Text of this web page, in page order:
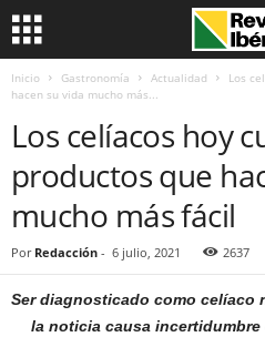
Inicio Gastronomía Actualidad
Los
hacen su vida mucho más...
Los celíacos hoy
productos que
mucho más fácil
Por Redacción - 6 julio, 2021 2637
Ser diagnosticado como celíaco
la noticia causa